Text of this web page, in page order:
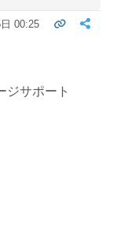
00:25
ジサポート